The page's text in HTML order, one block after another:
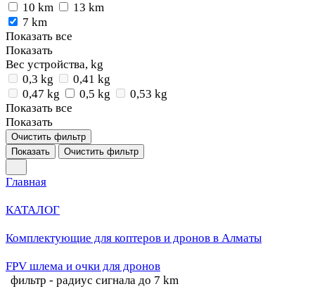
10 km
13 km
7 km
Показать все
Показать
Вес устройства, kg
0,3 kg
0,41 kg
0,47 kg
0,5 kg
0,53 kg
Показать все
Показать
Очистить фильтр
Показать
Очистить фильтр
Главная
КАТАЛОГ
Комплектующие для коптеров и дронов в Алматы
FPV шлема и очки для дронов
фильтр - радиус сигнала до 7 km